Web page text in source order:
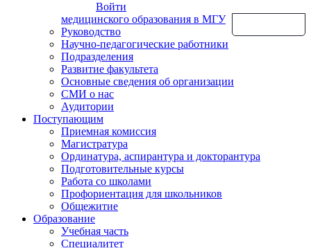
Войти
медицинского образования в МГУ
Руководство
Научно-педагогические работники
Подразделения
Развитие факультета
Основные сведения об организации
СМИ о нас
Аудитории
Поступающим
Приемная комиссия
Магистратура
Ординатура, аспирантура и докторантура
Подготовительные курсы
Работа со школами
Профориентация для школьников
Общежитие
Образование
Учебная часть
Специалитет